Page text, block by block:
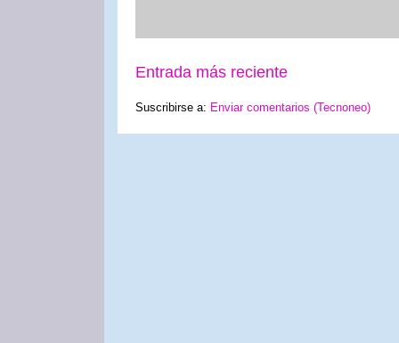
Entrada más reciente
Suscribirse a: Enviar comentarios (Tecnoneo)